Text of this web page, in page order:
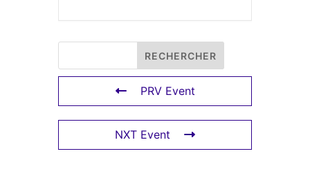
PRV Event
NXT Event